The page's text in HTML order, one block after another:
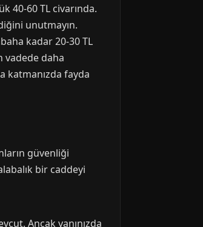
40-60 TL civarında.
unutmayın.
kadar 20-30 TL
vadede daha
katmanızda fayda
güvenliği
bir caddeyi
Ancak yanınızda